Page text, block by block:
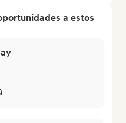
a estos